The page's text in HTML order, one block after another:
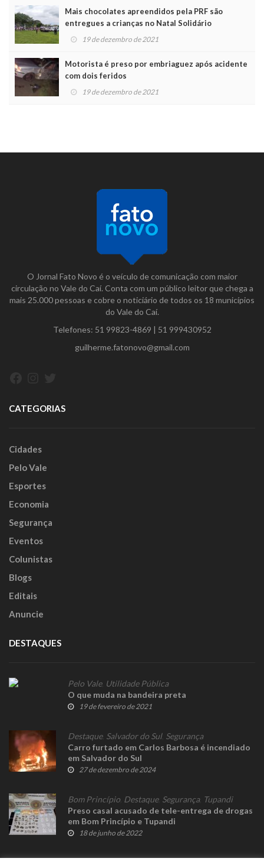
Mais chocolates apreendidos pela PRF são
entregues a crianças no Natal Solidário
19 de dezembro de 2021
Motorista é preso por embriaguez após acidente
com dois feridos
19 de dezembro de 2021
O Jornal Fato Novo é o veículo de comunicação com maior
circulação no Vale do Caí. Conta com um público leitor que chega a
mais 25.000 pessoas e cobre o noticiário de todos os 18 municípios
do Vale do Caí.
Telefones: 51 99823-4869 | 51 999430952
guilherme.fatonovo@gmail.com
CATEGORIAS
Cidades
Pelo Vale
Esportes
Economia
Segurança
Eventos
Colunistas
Blogs
Editais
Anuncie
DESTAQUES
Pelo Vale, Utilidade Pública
O que muda na bandeira preta
19 de fevereiro de 2021
Destaque, Salvador do Sul, Segurança
Carro furtado em Carlos Barbosa é incendiado
em Salvador do Sul
27 de dezembro de 2024
Bom Princípio Destaque, Segurança, Tupandi
Preso casal acusado de tele-entrega de drogas
em Bom Princípio e Tupandi
18 de junho de 2022